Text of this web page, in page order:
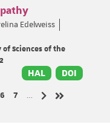
Edelweiss
Sciences of the
HAL DOI
Page
6 Page
7
…